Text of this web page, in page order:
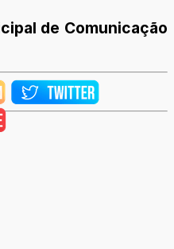
de Comunicação